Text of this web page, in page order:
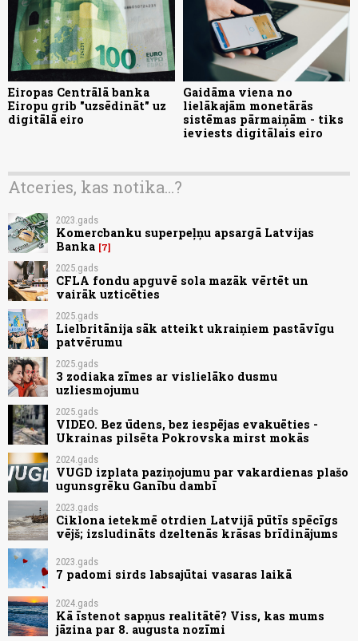
Eiropas Centrālā banka
Eiropu grib "uzsēdināt" uz
digitālā eiro
Gaidāma viena no
lielākajām monetārās
sistēmas pārmaiņām - tiks
ieviests digitālais eiro
Atceries, kas notika...?
2023.gads
Komercbanku superpeļņu apsargā Latvijas
Banka 7
2025.gads
CFLA fondu apguvē sola mazāk vērtēt un
vairāk uzticēties
2025.gads
Lielbritānija sāk atteikt ukraiņiem pastāvīgu
patvērumu
2025.gads
3 zodiaka zīmes ar vislielāko dusmu
uzliesmojumu
2025.gads
VIDEO. Bez ūdens, bez iespējas evakuēties -
Ukrainas pilsēta Pokrovska mirst mokās
2024.gads
VUGD izplata paziņojumu par vakardienas plašo
ugunsgrēku Ganību dambī
2023.gads
Ciklona ietekmē otrdien Latvijā pūtīs spēcīgs
vējš; izsludināts dzeltenās krāsas brīdinājums
2023.gads
7 padomi sirds labsajūtai vasaras laikā
2024.gads
Kā īstenot sapņus realitātē? Viss, kas mums
jāzina par 8. augusta nozīmi